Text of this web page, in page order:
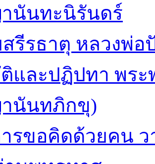
นันทะนิรันดร์
สรีรธาตุ หลวงพ่
และปฏิปทา พร
นันทภิกขุ)
ารขอคิดด้วยคน